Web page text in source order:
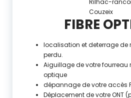
FIBRE
localisation et deterrage de
perdu.
Aiguillage de votre fourreau
optique
dépannage de votre accès
Déplacement de votre ONT